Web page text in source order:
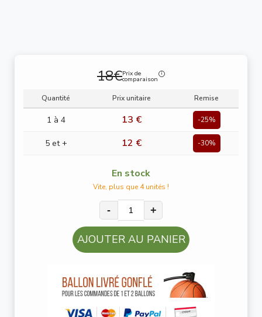
18€Prix de
comparaison
Quantité Prix unitaire Remise
1 à 4 13 € -25%
5 et + 12 € -30%
En stock
Vite, plus que 4 unités !
- +
AJOUTER AU PANIER